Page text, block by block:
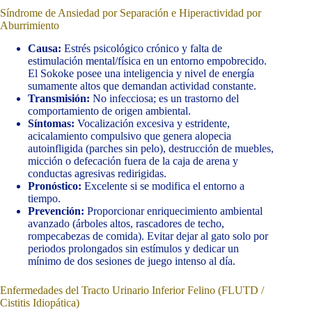
Síndrome de Ansiedad por Separación e Hiperactividad por
Aburrimiento
Causa: Estrés psicológico crónico y falta de
estimulación mental/física en un entorno empobrecido.
El Sokoke posee una inteligencia y nivel de energía
sumamente altos que demandan actividad constante.
Transmisión: No infecciosa; es un trastorno del
comportamiento de origen ambiental.
Síntomas: Vocalización excesiva y estridente,
acicalamiento compulsivo que genera alopecia
autoinfligida (parches sin pelo), destrucción de muebles,
micción o defecación fuera de la caja de arena y
conductas agresivas redirigidas.
Pronóstico: Excelente si se modifica el entorno a
tiempo.
Prevención: Proporcionar enriquecimiento ambiental
avanzado (árboles altos, rascadores de techo,
rompecabezas de comida). Evitar dejar al gato solo por
periodos prolongados sin estímulos y dedicar un
mínimo de dos sesiones de juego intenso al día.
Enfermedades del Tracto Urinario Inferior Felino (FLUTD /
Cistitis Idiopática)